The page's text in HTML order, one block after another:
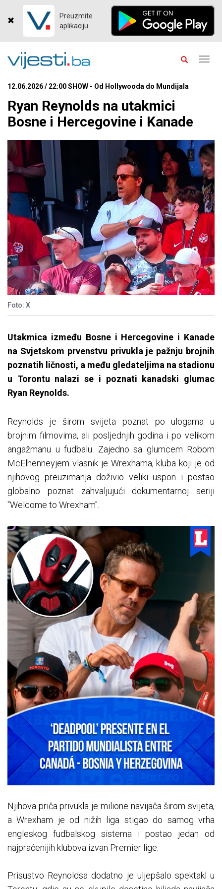
Preuzmite
aplikaciju
12.06.2026 / 22:00 SHOW - Od Hollywooda do Mundijala
Ryan Reynolds na utakmici
Bosne i Hercegovine i Kanade
Foto: X
Utakmica između Bosne i Hercegovine i Kanade
na Svjetskom prvenstvu privukla je pažnju brojnih
poznatih ličnosti, a među gledateljima na stadionu
u Torontu nalazi se i poznati kanadski glumac
Ryan Reynolds.
Reynolds je širom svijeta poznat po ulogama u
brojnim filmovima, ali posljednjih godina i po velikom
angažmanu u fudbalu. Zajedno sa glumcem Robom
McElhenneyjem vlasnik je Wrexhama, kluba koji je od
njihovog preuzimanja doživio veliki uspon i postao
globalno poznat zahvaljujući dokumentarnoj seriji
"Welcome to Wrexham".
Njihova priča privukla je milione navijača širom svijeta,
a Wrexham je od nižih liga stigao do samog vrha
engleskog fudbalskog sistema i postao jedan od
najpraćenijih klubova izvan Premier lige.
Prisustvo Reynoldsa dodatno je uljepšalo spektakl u